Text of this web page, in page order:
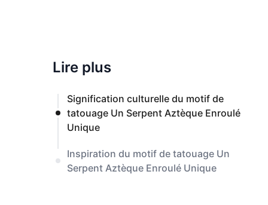
Lire plus
Signification culturelle du motif de
tatouage Un Serpent Aztèque Enroulé
Unique
Inspiration du motif de tatouage Un
Serpent Aztèque Enroulé Unique